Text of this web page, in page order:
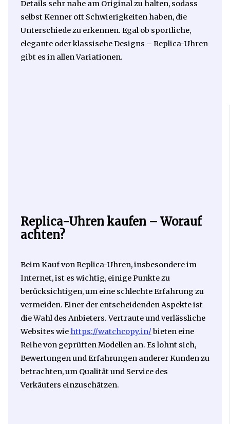
Details sehr nahe am Original zu halten, sodass
selbst Kenner oft Schwierigkeiten haben, die
Unterschiede zu erkennen. Egal ob sportliche,
elegante oder klassische Designs – Replica-Uhren
gibt es in allen Variationen.
Replica-Uhren kaufen – Worauf
achten?
Beim Kauf von Replica-Uhren, insbesondere im
Internet, ist es wichtig, einige Punkte zu
berücksichtigen, um eine schlechte Erfahrung zu
vermeiden. Einer der entscheidenden Aspekte ist
die Wahl des Anbieters. Vertraute und verlässliche
Websites wie https://watchcopy.in/ bieten eine
Reihe von geprüften Modellen an. Es lohnt sich,
Bewertungen und Erfahrungen anderer Kunden zu
betrachten, um Qualität und Service des
Verkäufers einzuschätzen.